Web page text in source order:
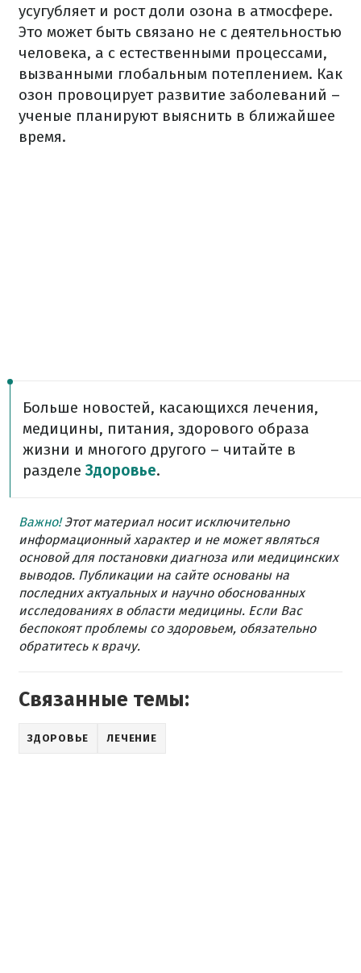
усугубляет и рост доли озона в атмосфере.
Это может быть связано не с деятельностью
человека, а с естественными процессами,
вызванными глобальным потеплением. Как
озон провоцирует развитие заболеваний –
ученые планируют выяснить в ближайшее
время.
Больше новостей, касающихся лечения,
медицины, питания, здорового образа
жизни и многого другого – читайте в
разделе Здоровье.
Важно!Этот материал носит исключительно
информационный характер и не может являться
основой для постановки диагноза или медицинских
выводов. Публикации на сайте основаны на
последних актуальных и научно обоснованных
исследованиях в области медицины. Если Вас
беспокоят проблемы со здоровьем, обязательно
обратитесь к врачу.
Связанные темы:
ЗДОРОВЬЕ ЛЕЧЕНИЕ